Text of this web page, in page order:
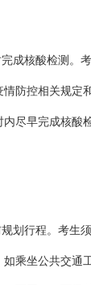
成核酸检测。
防控相关规定
内尽早完成核酸
划行程。考生
乘坐公共交通